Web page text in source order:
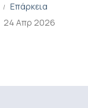
Επάρκεια
24 Απρ 2026